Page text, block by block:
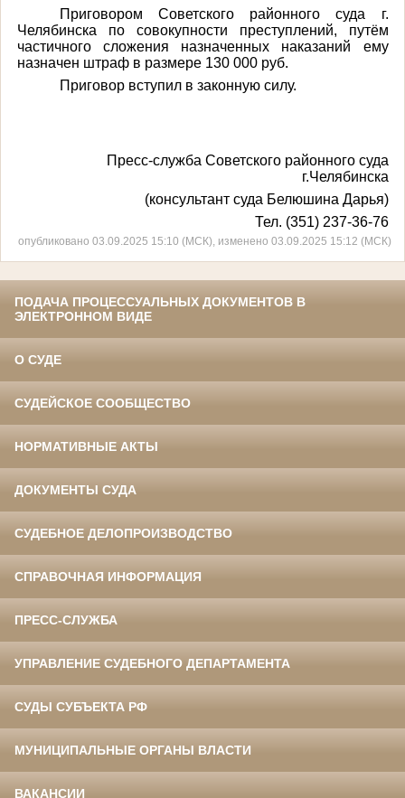
Приговором Советского районного суда г.
Челябинска по совокупности преступлений, путём
частичного сложения назначенных наказаний ему
назначен штраф в размере 130 000 руб.
Приговор вступил в законную силу.
Пресс-служба Советского районного суда
г.Челябинска
(консультант суда Белюшина Дарья)
Тел. (351) 237-36-76
опубликовано 03.09.2025 15:10 (МСК), изменено 03.09.2025 15:12 (МСК)
ПОДАЧА ПРОЦЕССУАЛЬНЫХ ДОКУМЕНТОВ В
ЭЛЕКТРОННОМ ВИДЕ
О СУДЕ
СУДЕЙСКОЕ СООБЩЕСТВО
НОРМАТИВНЫЕ АКТЫ
ДОКУМЕНТЫ СУДА
СУДЕБНОЕ ДЕЛОПРОИЗВОДСТВО
СПРАВОЧНАЯ ИНФОРМАЦИЯ
ПРЕСС-СЛУЖБА
УПРАВЛЕНИЕ СУДЕБНОГО ДЕПАРТАМЕНТА
СУДЫ СУБЪЕКТА РФ
МУНИЦИПАЛЬНЫЕ ОРГАНЫ ВЛАСТИ
ВАКАНСИИ